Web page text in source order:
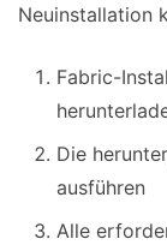
Neuinstallation
Fabric-
Die
ausführen
Alle